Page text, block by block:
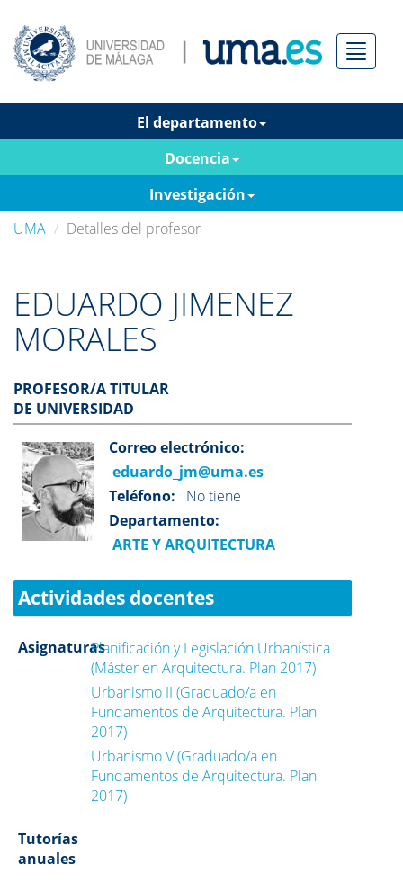
Menú
El departamento
Docencia
Investigación
UMA
Detalles del profesor
EDUARDO JIMENEZ
MORALES
PROFESOR/A TITULAR
DE UNIVERSIDAD
Correo electrónico:
eduardo_jm@uma.es
Teléfono: No tiene
Departamento:
ARTE Y ARQUITECTURA
Actividades docentes
AsignaturasPlanificación y Legislación Urbanística
(Máster en Arquitectura. Plan 2017)
Urbanismo II (Graduado/a en
Fundamentos de Arquitectura. Plan
2017)
Urbanismo V (Graduado/a en
Fundamentos de Arquitectura. Plan
2017)
Tutorías
anuales